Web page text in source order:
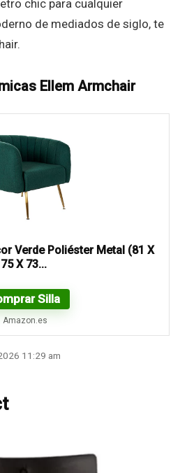
chic para cualquier
de mediados de siglo, te
Ellem Armchair
Verde Poliéster Metal (81 X
75 X 73...
Silla
Amazon.es
11:29 am